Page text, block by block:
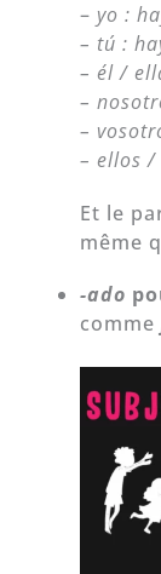
– yo :
– tú :
– él /
–
–
– ellos /
Et le
même
-ado
comme